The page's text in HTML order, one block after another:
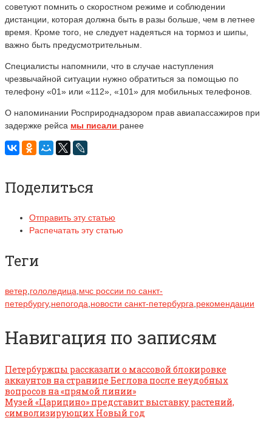
советуют помнить о скоростном режиме и соблюдении
дистанции, которая должна быть в разы больше, чем в летнее
время. Кроме того, не следует надеяться на тормоз и шипы,
важно быть предусмотрительным.
Специалисты напомнили, что в случае наступления
чрезвычайной ситуации нужно обратиться за помощью по
телефону «01» или «112», «101» для мобильных телефонов.
О напоминании Росприроднадзором прав авиапассажиров при
задержке рейса мы писали ранее
Поделиться
Отправить эту статью
Распечатать эту статью
Теги
ветер гололедица мчс россии по санкт-
петербургу, непогода новости санкт-петербурга рекомендации
Навигация по записям
Петербуржцы рассказали о массовой блокировке
аккаунтов на странице Беглова после неудобных
вопросов на «прямой линии»
Музей «Царицино» представит выставку растений,
символизирующих Новый год